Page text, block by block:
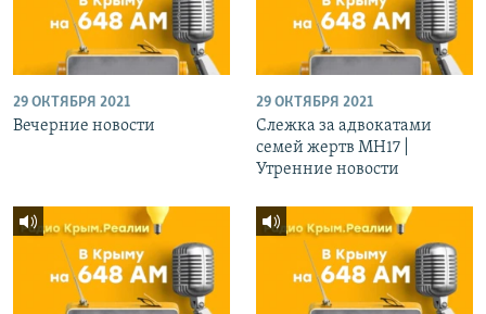
29 ОКТЯБРЯ 2021
Вечерние новости
29 ОКТЯБРЯ 2021
Слежка за адвокатами
семей жертв МН17 |
Утренние новости